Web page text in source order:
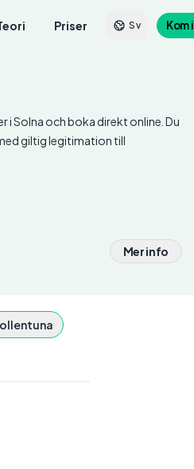
Priser Sv Kom
i Solna och boka direkt online. Du
giltig legitimation till
Mer info